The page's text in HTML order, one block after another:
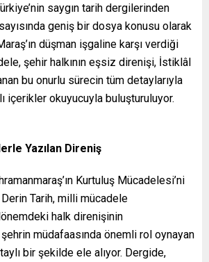
saygın tarih dergilerinden
geniş bir dosya konusu olarak
düşman işgaline karşı verdiği
şehir halkının eşsiz direnişi, İstiklâl
bu onurlu sürecin tüm detaylarıyla
içerikler okuyucuyla buluşturuluyor.
Yazılan Direniş
Kurtuluş Mücadelesi’ni
Tarih, milli mücadele
halk direnişinin
müdafaasında önemli rol oynayan
bir şekilde ele alıyor. Dergide,